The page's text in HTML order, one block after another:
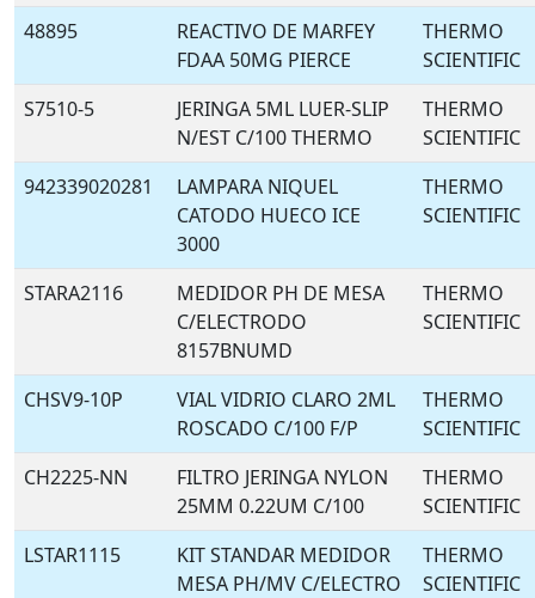
48895
REACTIVO DE MARFEY
FDAA 50MG PIERCE
THERMO
SCIENTIFIC
S7510-5
JERINGA 5ML LUER-SLIP
N/EST C/100 THERMO
THERMO
SCIENTIFIC
942339020281
LAMPARA NIQUEL
CATODO HUECO ICE
3000
THERMO
SCIENTIFIC
STARA2116
MEDIDOR PH DE MESA
C/ELECTRODO
8157BNUMD
THERMO
SCIENTIFIC
CHSV9-10P
VIAL VIDRIO CLARO 2ML
ROSCADO C/100 F/P
THERMO
SCIENTIFIC
CH2225-NN
FILTRO JERINGA NYLON
25MM 0.22UM C/100
THERMO
SCIENTIFIC
LSTAR1115
KIT STANDAR MEDIDOR
MESA PH/MV C/ELECTRO
THERMO
SCIENTIFIC